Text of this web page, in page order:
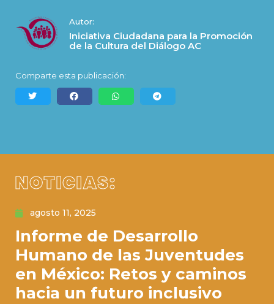
Autor:
Iniciativa Ciudadana para la Promoción
de la Cultura del Diálogo AC
Comparte esta publicación:
NOTICIAS:
agosto 11, 2025
Informe de Desarrollo
Humano de las Juventudes
en México: Retos y caminos
hacia un futuro inclusivo